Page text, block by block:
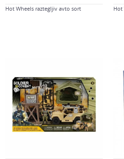
Hot Wheels raztegljiv avto sort Hot